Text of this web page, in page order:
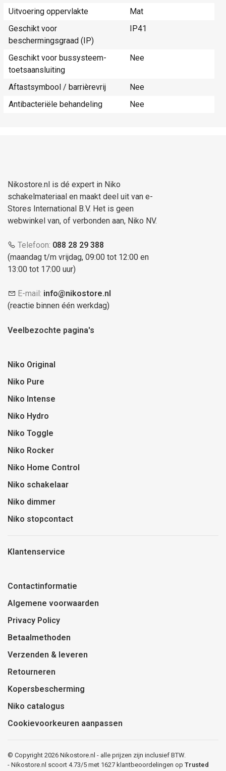
Uitvoering oppervlakte
Mat
Geschikt voor
beschermingsgraad (IP)
IP41
Geschikt voor bussysteem-
toetsaansluiting
Nee
Aftastsymbool / barrièrevrij
Nee
Antibacteriële behandeling
Nee
Nikostore.nl is dé expert in Niko
schakelmateriaal en maakt deel uit van e-
Stores International B.V. Het is geen
webwinkel van, of verbonden aan, Niko NV.
Telefoon: 088 28 29 388
(maandag t/m vrijdag, 09:00 tot 12:00 en
13:00 tot 17:00 uur)
E-mail: info@nikostore.nl
(reactie binnen één werkdag)
Veelbezochte pagina's
Niko Original
Niko Pure
Niko Intense
Niko Hydro
Niko Toggle
Niko Rocker
Niko Home Control
Niko schakelaar
Niko dimmer
Niko stopcontact
Klantenservice
Contactinformatie
Algemene voorwaarden
Privacy Policy
Betaalmethoden
Verzenden & leveren
Retourneren
Kopersbescherming
Niko catalogus
Cookievoorkeuren aanpassen
© Copyright 2026 Nikostore.nl - alle prijzen zijn inclusief BTW.
- Nikostore.nl scoort 4.73/5 met 1627 klantbeoordelingen op Trusted